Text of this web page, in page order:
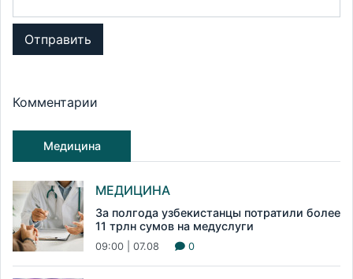
Отправить
Комментарии
Медицина
МЕДИЦИНА
За полгода узбекистанцы потратили более
11 трлн сумов на медуслуги
09:00 | 07.08 0